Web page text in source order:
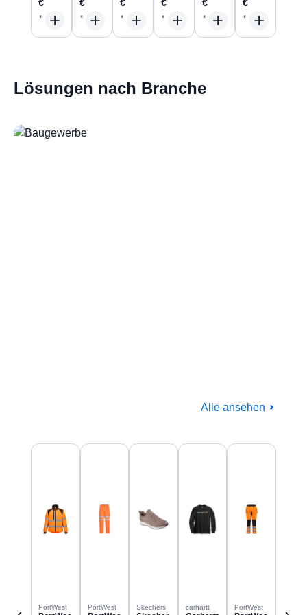
€ € € € € €
Lösungen nach Branche
Alle ansehen
Produktgalerie überspringen
PortWest PortWest Skechers carhartt PortWest